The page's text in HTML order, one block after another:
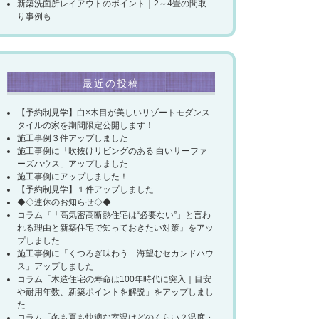
新築洗面所レイアウトのポイント｜2～4畳の間取
り事例も
最近の投稿
【予約制見学】白×木目が美しいリゾートモダンス
タイルの家を期間限定公開します！
施工事例３件アップしました
施工事例に「吹抜けリビングのある 白いサーファ
ーズハウス」アップしました
施工事例にアップしました！
【予約制見学】１件アップしました
◆◇連休のお知らせ◇◆
コラム『「高気密高断熱住宅は“必要ない”」と言わ
れる理由と新築住宅で知っておきたい対策』をアッ
プしました
施工事例に「くつろぎ味わう 海望むセカンドハウ
ス」アップしました
コラム「木造住宅の寿命は100年時代に突入｜目安
や耐用年数、新築ポイントを解説」をアップしまし
た